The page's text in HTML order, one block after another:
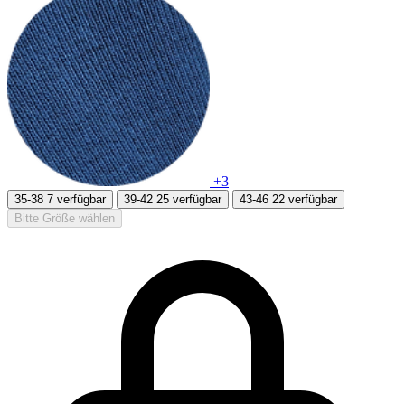
+3
35-38 7 verfügbar 39-42 25 verfügbar 43-46 22 verfügbar
Bitte Größe wählen